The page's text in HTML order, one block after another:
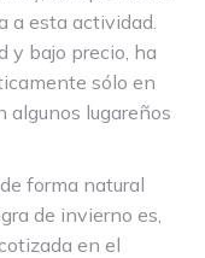
a esta actividad.
y bajo precio, ha
sólo en
algunos lugareños
forma natural
de invierno es,
en el